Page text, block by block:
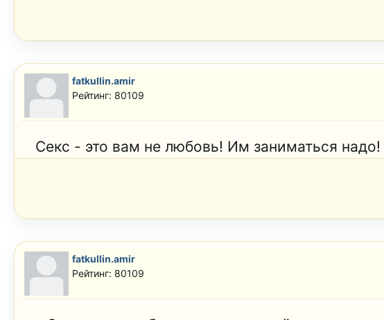
fatkullin.amir
Рейтинг: 80109
Секс - это вам не любовь! Им заниматься надо!
fatkullin.amir
Рейтинг: 80109